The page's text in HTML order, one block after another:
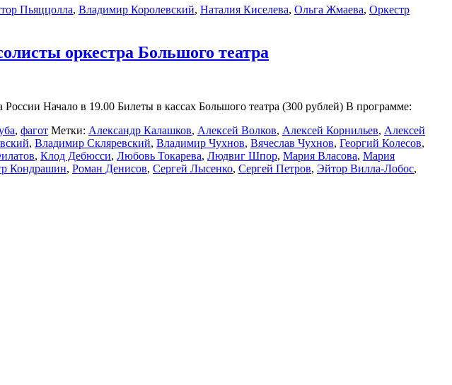
Пьяццолла, Владимир Королевский, Наталия Киселева, Ольга Жмаева, Оркестр
оркестра Большого театра
Начало в 19.00 Билеты в кассах Большого театра (300 рублей) В программе:
, фагот Метки: Александр Калашков, Алексей Волков, Алексей Корнильев, Алексей
, Владимир Скляревский, Владимир Чухнов, Вячеслав Чухнов, Георгий Колесов,
, Клод Дебюсси, Любовь Токарева, Людвиг Шпор, Мария Власова, Мария
Кондрашин, Роман Денисов, Сергей Лысенко, Сергей Петров, Эйтор Вилла-Лобос,